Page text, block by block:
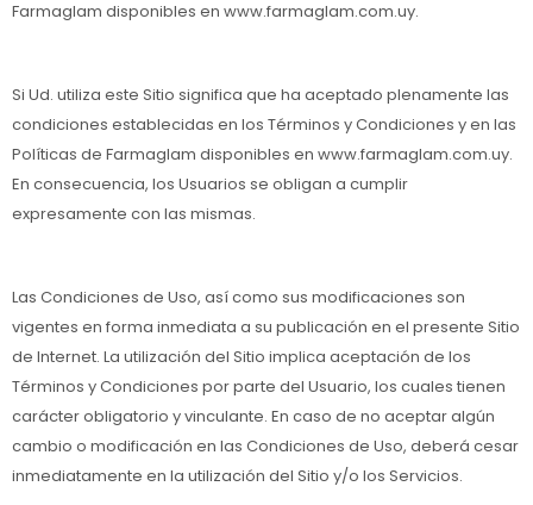
Farmaglam disponibles en www.farmaglam.com.uy.
Si Ud. utiliza este Sitio significa que ha aceptado plenamente las
condiciones establecidas en los Términos y Condiciones y en las
Políticas de Farmaglam disponibles en www.farmaglam.com.uy.
En consecuencia, los Usuarios se obligan a cumplir
expresamente con las mismas.
Las Condiciones de Uso, así como sus modificaciones son
vigentes en forma inmediata a su publicación en el presente Sitio
de Internet. La utilización del Sitio implica aceptación de los
Términos y Condiciones por parte del Usuario, los cuales tienen
carácter obligatorio y vinculante. En caso de no aceptar algún
cambio o modificación en las Condiciones de Uso, deberá cesar
inmediatamente en la utilización del Sitio y/o los Servicios.